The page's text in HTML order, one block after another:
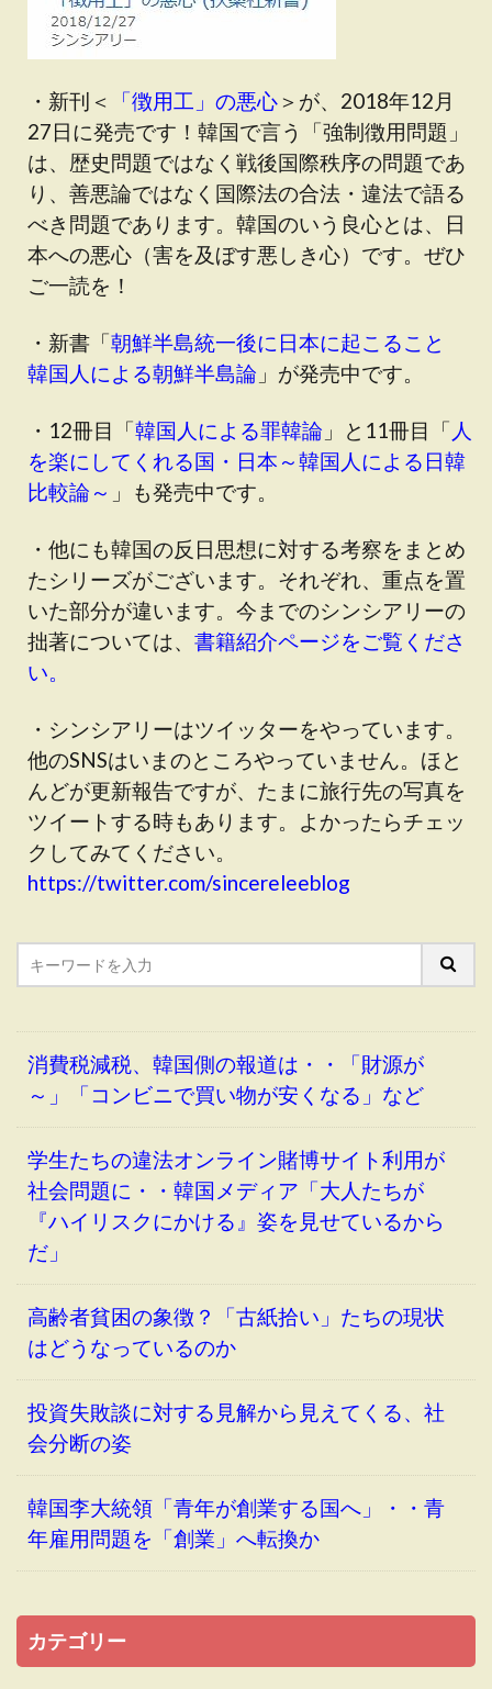
・新刊＜ 「徴用工」の悪心＞が、2018年12月
27日に発売です！韓国で言う「強制徴用問題」
は、歴史問題ではなく戦後国際秩序の問題であ
り、善悪論ではなく国際法の合法・違法で語る
べき問題であります。韓国のいう良心とは、日
本への悪心（害を及ぼす悪しき心）です。ぜひ
ご一読を！
・新書「朝鮮半島統一後に日本に起こること
韓国人による朝鮮半島論 」が発売中です。
・12冊目「韓国人による罪韓論 」と11冊目「 人
を楽にしてくれる国・日本～韓国人による日韓
比較論～ 」も発売中です。
・他にも韓国の反日思想に対する考察をまとめ
たシリーズがございます。それぞれ、重点を置
いた部分が違います。今までのシンシアリーの
拙著については、 書籍紹介ページをご覧くださ
い。
・シンシアリーはツイッターをやっています。
他のSNSはいまのところやっていません。ほと
んどが更新報告ですが、たまに旅行先の写真を
ツイートする時もあります。よかったらチェッ
クしてみてください。
https://twitter.com/sincereleeblog
消費税減税、韓国側の報道は・・「財源が
～」「コンビニで買い物が安くなる」など
学生たちの違法オンライン賭博サイト利用が
社会問題に・・韓国メディア「大人たちが
『ハイリスクにかける』姿を見せているから
だ」
高齢者貧困の象徴？「古紙拾い」たちの現状
はどうなっているのか
投資失敗談に対する見解から見えてくる、社
会分断の姿
韓国李大統領「青年が創業する国へ」・・青
年雇用問題を「創業」へ転換か
カテゴリー